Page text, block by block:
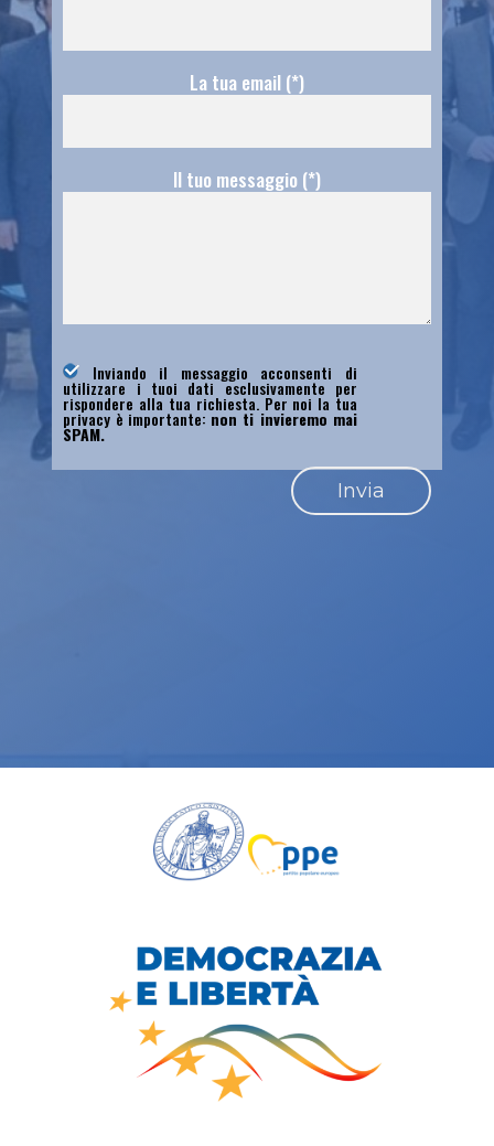
La tua email (*)
Il tuo messaggio (*)
Inviando il messaggio acconsenti di
utilizzare i tuoi dati esclusivamente per
rispondere alla tua richiesta. Per noi la tua
privacy è importante: non ti invieremo mai
SPAM.